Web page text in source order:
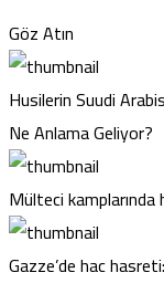
Göz Atın
Husilerin Suudi
Ne Anlama Geliyor?
Mülteci
Gazze’de hac